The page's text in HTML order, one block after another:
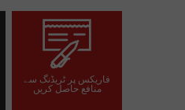
فاریکس پر ٹریڈنگ سے
منافع حاصل کریں